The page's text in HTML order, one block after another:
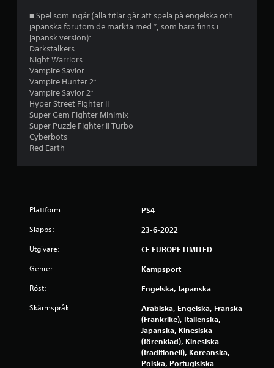
o
b
t
å
■ Spel som ingår (alla titlar går att spela på engelska och
japanska förutom de märkta med *, som bara finns i
japansk version):
Darkstalkers
Night Warriors
Vampire Savior
Vampire Hunter 2*
Vampire Savior 2*
Hyper Street Fighter II
Super Gem Fighter Minimix
Super Puzzle Fighter II Turbo
Cyberbots
Red Earth
Plattform: PS4
Släpps: 23-6-2022
Utgivare: CE EUROPE LIMITED
Genrer: Kampsport
Röst: Engelska, Japanska
Skärmspråk:
Arabiska, Engelska, Franska
(Frankrike), Italienska,
Japanska, Kinesiska
(förenklad), Kinesiska
(traditionell), Koreanska,
Polska, Portugisiska